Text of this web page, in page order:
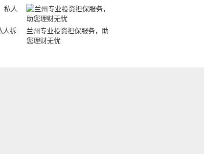
人拆
兰州专业投资担保服务，助
您理财无忧